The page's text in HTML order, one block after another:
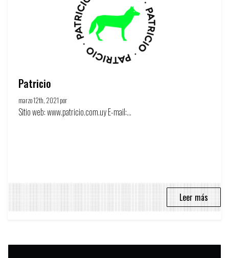
Patricio
marzo 12th, 2021 por
Sitio web: www.patricio.com.uy E-mail:...
Leer más